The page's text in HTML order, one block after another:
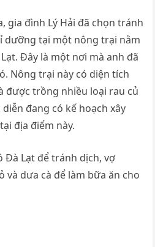
gia đình Lý Hải đã chọn tránh
dưỡng tại một nông trại nằm
Đây là một nơi mà anh đã
Nông trại này có diện tích
được trồng nhiều loại rau củ
đang có kế hoạch xây
địa điểm này.
Đà Lạt để tránh dịch, vợ
và dưa cà để làm bữa ăn cho